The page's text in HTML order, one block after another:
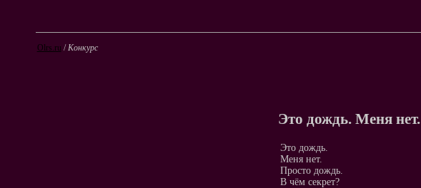
Olrs.ru /Конкурс
Это дождь. Меня нет.
Это дождь.
Меня нет.
Просто дождь.
В чём секрет?